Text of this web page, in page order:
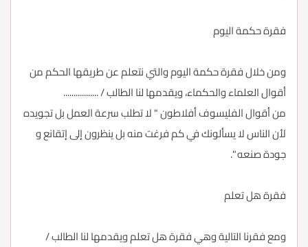
فقرة حكمة اليوم
ومن خلال فقرة حكمة اليوم والتي نتعلم عن طريقها الحكم من
أقوال العلماء والحكماء، ويقدمها لنا الطالب / .................
من أقوال الفليسوف أفلاطون " لا تطلب سرعة العمل بل تجويده
لأن الناس لا يسألونك في كم فرغت منه بل ينظرون إلى إتقانع و
جودة صنعه ".
فقرة هل تعلم
ومع فقرنا التالية وهي فقرة هل تعلم ويقدمها لنا الطالب /